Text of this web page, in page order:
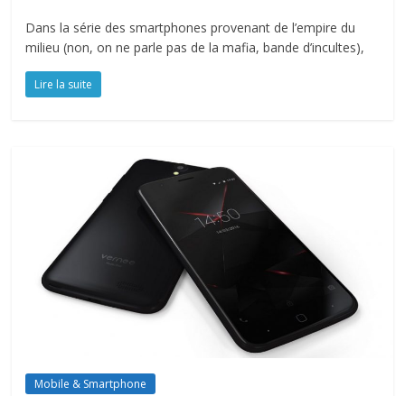
Dans la série des smartphones provenant de l’empire du
milieu (non, on ne parle pas de la mafia, bande d’incultes),
Lire la suite
Mobile & Smartphone